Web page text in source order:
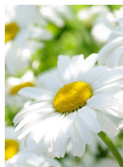
Перейти
к
содержимому